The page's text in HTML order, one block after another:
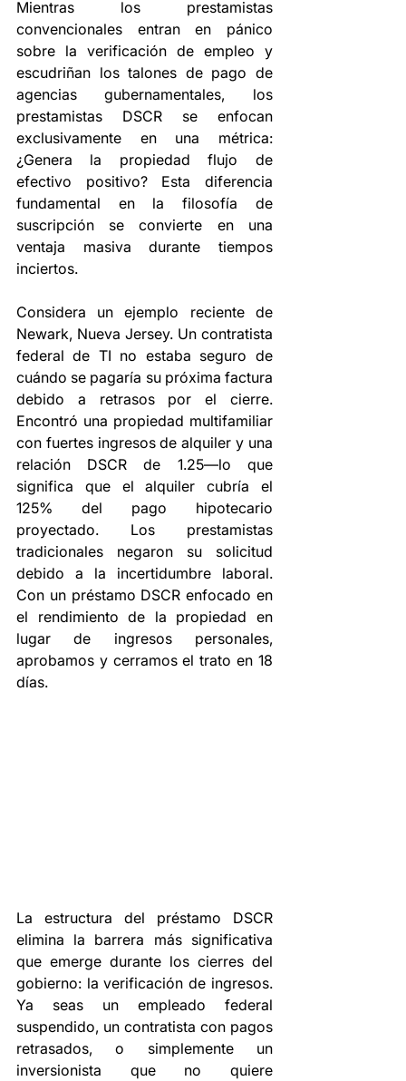
Mientras los prestamistas
convencionales entran en pánico
sobre la verificación de empleo y
escudriñan los talones de pago de
agencias gubernamentales, los
prestamistas DSCR se enfocan
exclusivamente en una métrica:
¿Genera la propiedad flujo de
efectivo positivo? Esta diferencia
fundamental en la filosofía de
suscripción se convierte en una
ventaja masiva durante tiempos
inciertos.
Considera un ejemplo reciente de
Newark, Nueva Jersey. Un contratista
federal de TI no estaba seguro de
cuándo se pagaría su próxima factura
debido a retrasos por el cierre.
Encontró una propiedad multifamiliar
con fuertes ingresos de alquiler y una
relación DSCR de 1.25—lo que
significa que el alquiler cubría el
125% del pago hipotecario
proyectado. Los prestamistas
tradicionales negaron su solicitud
debido a la incertidumbre laboral.
Con un préstamo DSCR enfocado en
el rendimiento de la propiedad en
lugar de ingresos personales,
aprobamos y cerramos el trato en 18
días.
La estructura del préstamo DSCR
elimina la barrera más significativa
que emerge durante los cierres del
gobierno: la verificación de ingresos.
Ya seas un empleado federal
suspendido, un contratista con pagos
retrasados, o simplemente un
inversionista que no quiere